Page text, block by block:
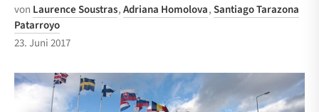
von Laurence Soustras,Adriana Homolova,Santiago Tarazona
Patarroyo
23. Juni 2017